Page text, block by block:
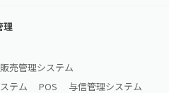
理
販売管理システム
テム POS 与信管理システム